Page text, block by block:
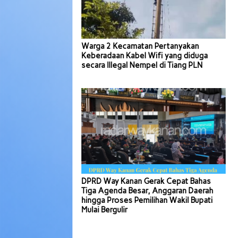
Warga 2 Kecamatan Pertanyakan
Keberadaan Kabel Wifi yang diduga
secara Illegal Nempel di Tiang PLN
DPRD Way Kanan Gerak Cepat Bahas
Tiga Agenda Besar, Anggaran Daerah
hingga Proses Pemilihan Wakil Bupati
Mulai Bergulir